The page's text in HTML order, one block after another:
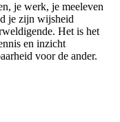
je werk, je meeleven
je zijn wijsheid
Het is het
en inzicht
voor de ander.